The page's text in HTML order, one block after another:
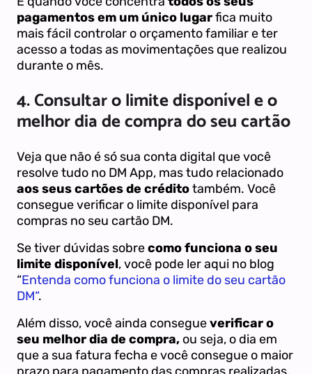
pagamentos em um único lugarfica muito
mais fácil controlar o orçamento familiar e ter
acesso a todas as movimentações que realizou
durante o mês.
4. Consultar o limite disponível e o
melhor dia de compra do seu cartão
Veja que não é só sua conta digital que você
resolve tudo no DM App, mas tudo relacionado
aos seus cartões de créditotambém. Você
consegue verificar o limite disponível para
compras no seu cartão DM.
Se tiver dúvidas sobrecomo funciona o seu
limite disponível, você pode ler aqui no blog
“Entenda como funciona o limite do seu cartão
DM“.
Além disso, você ainda consegueverificar o
seu melhor dia de compra, ou seja, o dia em
que a sua fatura fecha e você consegue o maior
prazo para pagamento das compras realizadas.